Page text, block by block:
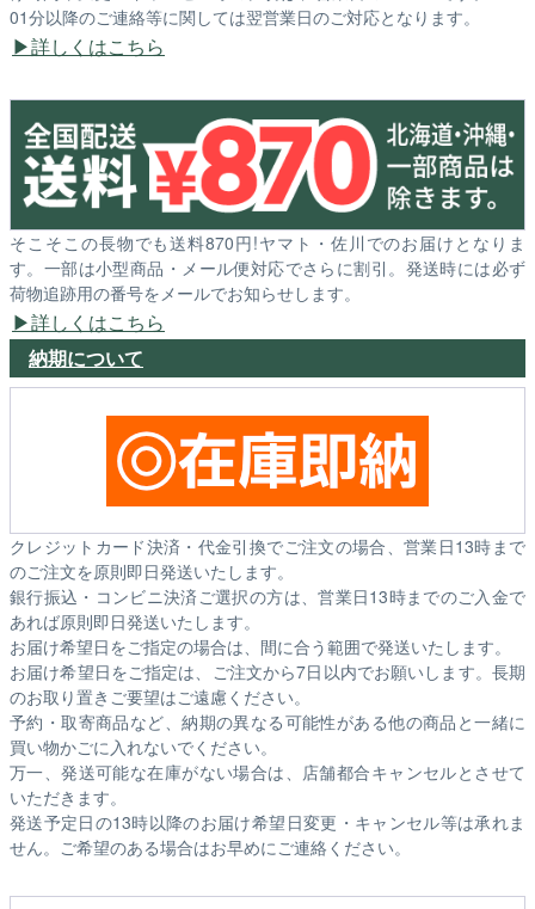
01分以降のご連絡等に関しては翌営業日のご対応となります。
詳しくはこちら
そこそこの長物でも送料870円!ヤマト・佐川でのお届けとなりま
す。一部は小型商品・メール便対応でさらに割引。発送時には必ず
荷物追跡用の番号をメールでお知らせします。
詳しくはこちら
納期について
クレジットカード決済・代金引換でご注文の場合、営業日13時まで
のご注文を原則即日発送いたします。
銀行振込・コンビニ決済ご選択の方は、営業日13時までのご入金で
あれば原則即日発送いたします。
お届け希望日をご指定の場合は、間に合う範囲で発送いたします。
お届け希望日をご指定は、ご注文から7日以内でお願いします。長期
のお取り置きご要望はご遠慮ください。
予約・取寄商品など、納期の異なる可能性がある他の商品と一緒に
買い物かごに入れないでください。
万一、発送可能な在庫がない場合は、店舗都合キャンセルとさせて
いただきます。
発送予定日の13時以降のお届け希望日変更・キャンセル等は承れま
せん。ご希望のある場合はお早めにご連絡ください。